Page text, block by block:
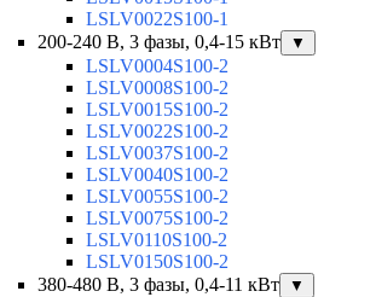
LSLV0022S100-1
200-240 В, 3 фазы, 0,4-15 кВт
▼
LSLV0004S100-2
LSLV0008S100-2
LSLV0015S100-2
LSLV0022S100-2
LSLV0037S100-2
LSLV0040S100-2
LSLV0055S100-2
LSLV0075S100-2
LSLV0110S100-2
LSLV0150S100-2
380-480 В, 3 фазы, 0,4-11 кВт
▼